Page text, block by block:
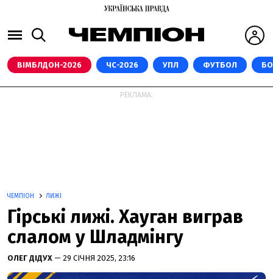
ВІМБЛДОН-2026 ЧС-2026 УПЛ ФУТБОЛ
РЕКЛАМА:
ЧЕМПІОН ЛИЖІ
Гірські лижі. Хауган виграв
слалом у Шладмінгу
ОЛЕГ ДІДУХ — 29 СІЧНЯ 2025, 23:16